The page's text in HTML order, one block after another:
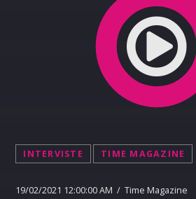
INTERVISTE TIME MAGAZINE
19/02/2021 12:00:00 AM / Time Magazine